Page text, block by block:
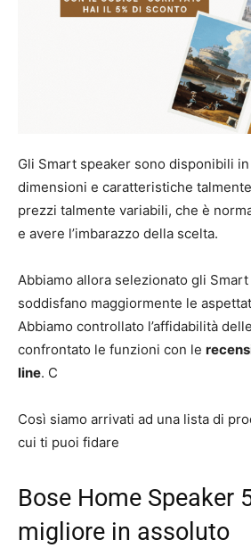
Gli Smart speaker sono disponibili in
dimensioni e caratteristiche
prezzi talmente variabili, che è
e avere l’imbarazzo della scelta.
Abbiamo allora selezionato gli
soddisfano maggiormente le
Abbiamo controllato l’affidabilità
confrontato le funzioni con le
line. C
Così siamo arrivati ad una lista di
cui ti puoi fidare
Bose Home Speaker
migliore in assoluto